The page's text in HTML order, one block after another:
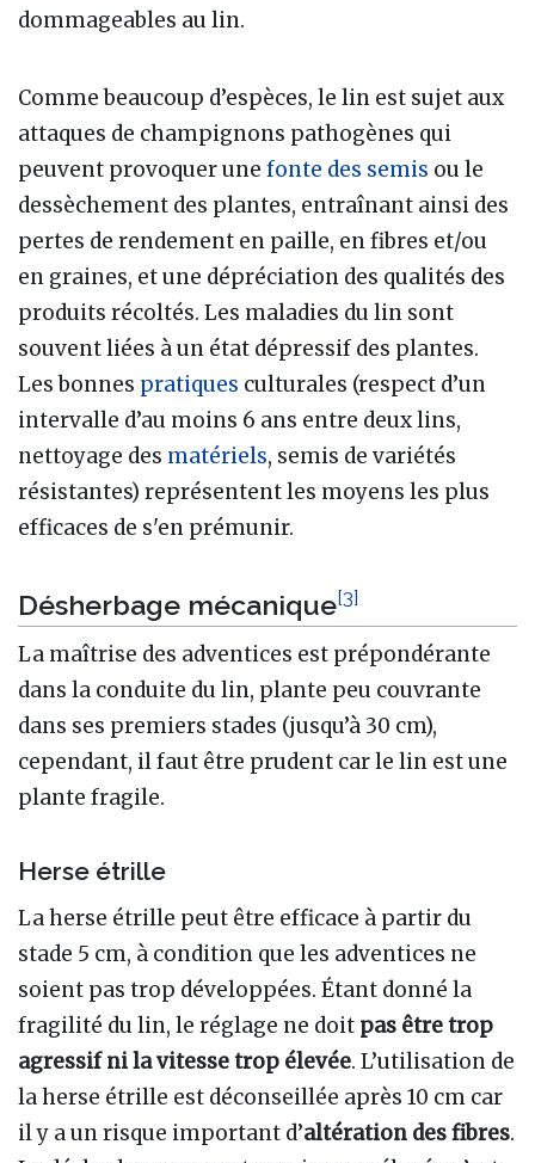
dommageables au lin.
Comme beaucoup d’espèces, le lin est sujet aux
attaques de champignons pathogènes qui
peuvent provoquer une fonte des semis ou le
dessèchement des plantes, entraînant ainsi des
pertes de rendement en paille, en fibres et/ou
en graines, et une dépréciation des qualités des
produits récoltés. Les maladies du lin sont
souvent liées à un état dépressif des plantes.
Les bonnes pratiques culturales (respect d’un
intervalle d’au moins 6 ans entre deux lins,
nettoyage des matériels, semis de variétés
résistantes) représentent les moyens les plus
efficaces de s'en prémunir.
Désherbage mécanique[3]
La maîtrise des adventices est prépondérante
dans la conduite du lin, plante peu couvrante
dans ses premiers stades (jusqu’à 30 cm),
cependant, il faut être prudent car le lin est une
plante fragile.
Herse étrille
La herse étrille peut être efficace à partir du
stade 5 cm, à condition que les adventices ne
soient pas trop développées. Étant donné la
fragilité du lin, le réglage ne doit pas être trop
agressif ni la vitesse trop élevée. L’utilisation de
la herse étrille est déconseillée après 10 cm car
il y a un risque important d’altération des fibres.